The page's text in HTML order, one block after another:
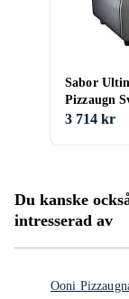
Sabor
Pizzaugn
3 714 kr
Du kanske
intresserad av
Ooni